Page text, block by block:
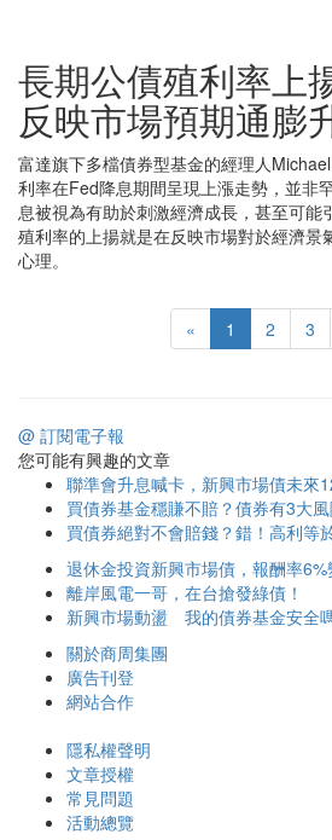
長期公債殖利率上
反映市場預期通膨
富達旗下多檔債券型基金的經理人
利率在Fed降息期間呈現上漲走勢，並非
息被視為有助於刺激經濟成長，甚至可能
殖利率的上揚就是在反映市場對於經濟景
心理。
« 1 2 3
@ 訂閱電子報
您可能有興趣的文章
聯準會升息喊卡，新興市場債未來
買債券基金穩賺不賠？債券有3大
買債券絕對不會賠錢？錯！高利等
退休金投資新興市場債，報酬率
離岸風電一哥，在台搶發綠債！
新興市場動盪 我的債券基金安全
關於商周集團
廣告刊登
網站合作
隱私權聲明
文章授權
常見問題
活動總覽